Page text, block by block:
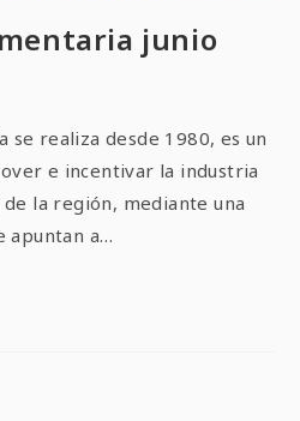
junio
se realiza desde 1980, es un
e incentivar la industria
la región, mediante una
apuntan a…